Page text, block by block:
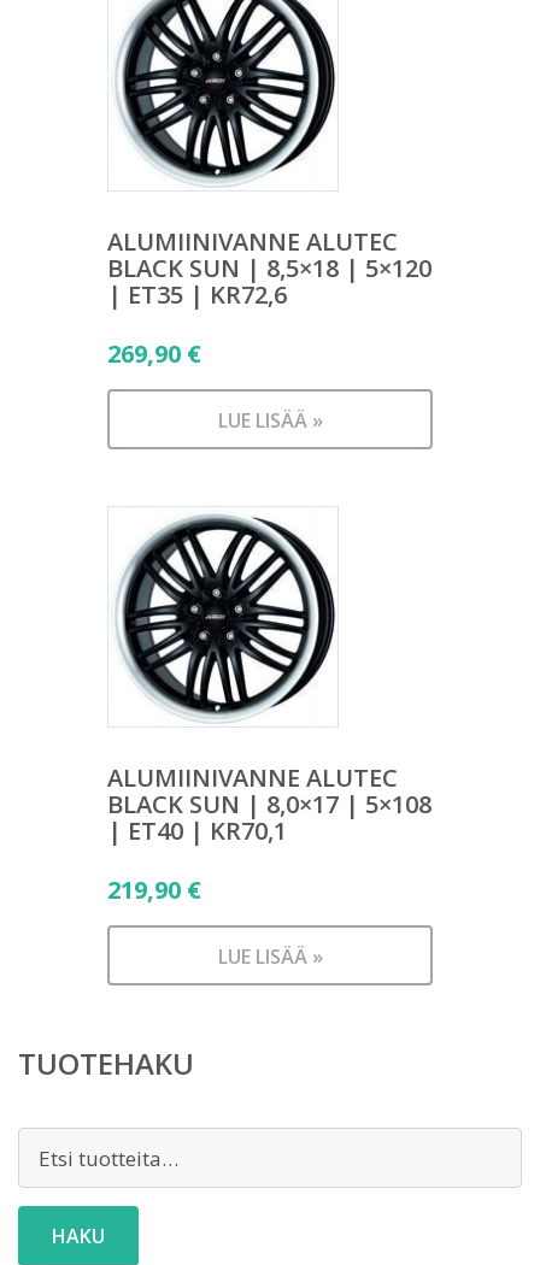
ALUMIINIVANNE ALUTEC
BLACK SUN | 8,5×18 | 5×120
| ET35 | KR72,6
269,90 €
LUE LISÄÄ »
ALUMIINIVANNE ALUTEC
BLACK SUN | 8,0×17 | 5×108
| ET40 | KR70,1
219,90 €
LUE LISÄÄ »
TUOTEHAKU
HAKU